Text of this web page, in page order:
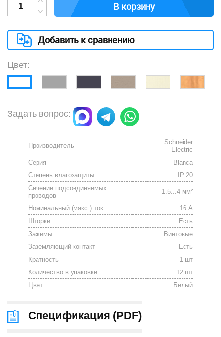
В корзину
Добавить к сравнению
Цвет:
Задать вопрос:
Производитель
Schneider
Electric
Серия
Blanca
Степень влагозащиты
IP 20
Сечение подсоединяемых
проводов
1.5...4 мм²
Номинальный (макс.) ток
16 А
Шторки
Есть
Зажимы
Винтовые
Заземляющий контакт
Есть
Кратность
1 шт
Количество в упаковке
12 шт
Цвет
Белый
Спецификация (PDF)